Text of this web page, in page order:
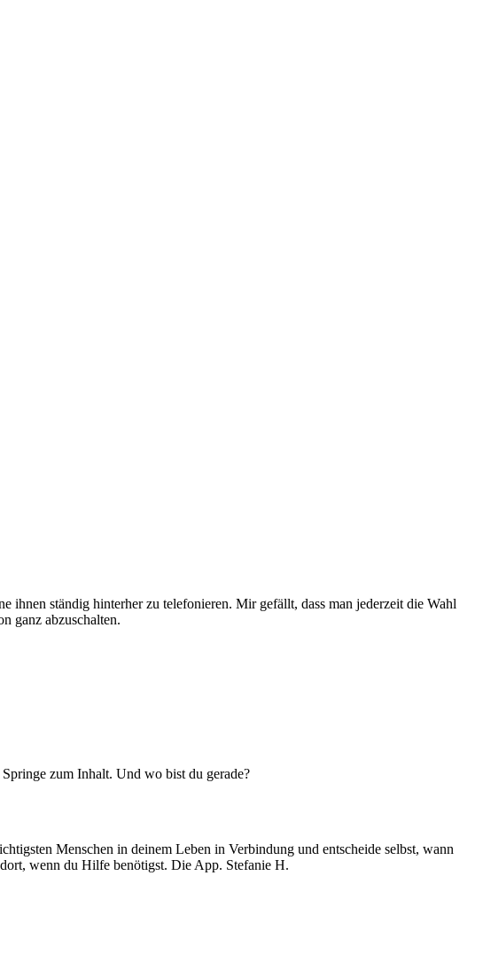
ihnen ständig hinterher zu telefonieren. Mir gefällt, dass man jederzeit die Wahl
ganz abzuschalten.
zum Inhalt. Und wo bist du gerade?
Menschen in deinem Leben in Verbindung und entscheide selbst, wann
wenn du Hilfe benötigst. Die App. Stefanie H.